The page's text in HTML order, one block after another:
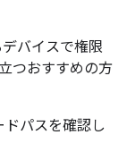
バイスで権限
つおすすめの方
パスを確認し